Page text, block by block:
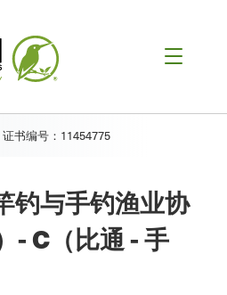
证书编号：11454775
钓与手钓渔业协
- C（比通 - 手